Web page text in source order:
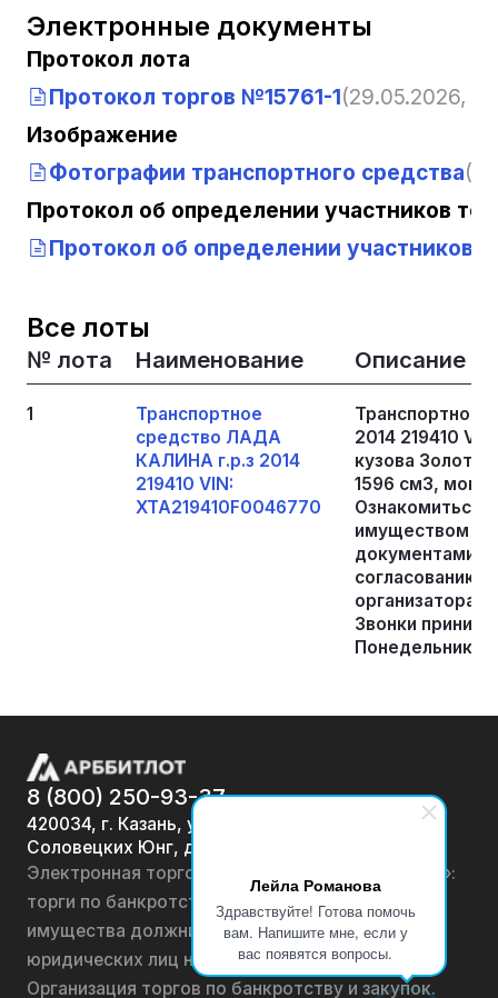
Лейла Романова
Здравствуйте! Готова помочь
вам. Напишите мне, если у
вас появятся вопросы.
Электронные документы
Протокол лота
Протокол торгов №15761-1(29.05.2026,
Изображение
Фотографии транспортного средства
Протокол об определении участников
Протокол об определении участников
Все лоты
№ лота Наименование Описание
1
Транспортное
средство ЛАДА
КАЛИНА г.р.з 2014
219410 VIN:
XTA219410F0046770
Транспортное
2014 219410
кузова
1596 см3,
Ознакомиться
имуществом и
документами
согласованию
организатора
Звонки
Понедельник-
8 (800) 250-93-37
420034, г. Казань, ул.
Соловецких Юнг, д. 7
Электронная торговая площадка «АРББИТЛОТ»:
торги по банкротству, лоты по продаже
имущества должников физических лиц и
юридических лиц на онлайн-аукционах.
Организация торгов по банкротству и закупок.